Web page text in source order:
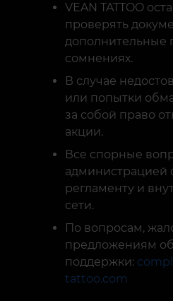
VEAN TATTOO
проверять
дополнительные
сомнениях.
В случае
или попытки
за собой право
акции.
Все спорные
администрацией
регламенту и
сети.
По вопросам,
предложениям
поддержки:
tattoo.com